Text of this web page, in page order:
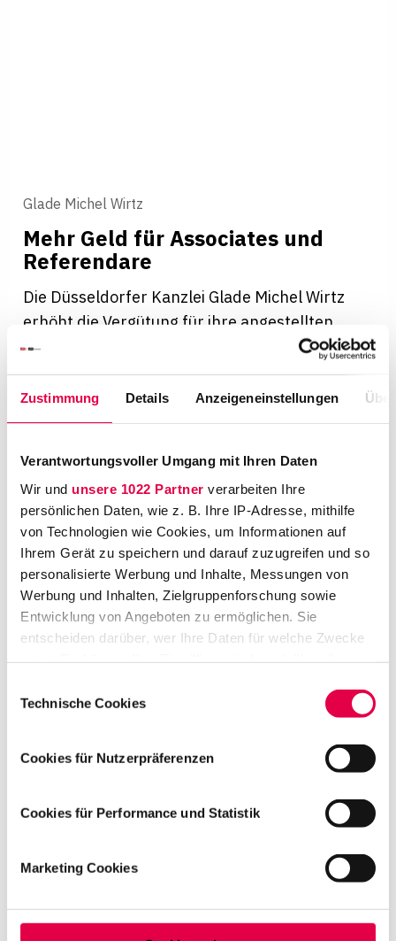
Zustimmung Details Anzeigeneinstellungen
Verantwortungsvoller Umgang mit Ihren Daten
Wir und unsere 1022 Partner verarbeiten Ihre
persönlichen Daten, wie z. B. Ihre IP-Adresse, mithilfe
von Technologien wie Cookies, um Informationen auf
Ihrem Gerät zu speichern und darauf zuzugreifen und so
personalisierte Werbung und Inhalte, Messungen von
Werbung und Inhalten, Zielgruppenforschung sowie
Entwicklung von Angeboten zu ermöglichen. Sie
entscheiden darüber, wer Ihre Daten für welche Zwecke
Trigger Symbol ändern oder widerrufen
Informationen über Ihre geografische Lage
können
bestimmten Merkmalen (Fingerprinting) identifizieren
Erfahren Sie mehr darüber, wie Ihre persönlichen Daten
Abschnitt Einzelheitenfest.
Technische Cookies
Cookies für Nutzerpräferenzen
Cookies für Performance und Statistik
Marketing Cookies
Glade Michel Wirtz
Mehr Geld für Asso­ciates und
Refe­ren­dare
Die Düsseldorfer Kanzlei Glade Michel Wirtz
erhöht die Vergütung für ihre angestellten
Anwälte, Referendare und wissenschaftlichen
Mitarbeiter. Ein Berufseinsteiger erhält künftig
ein Jahresgehalt von 110.000 Euro.
weiter